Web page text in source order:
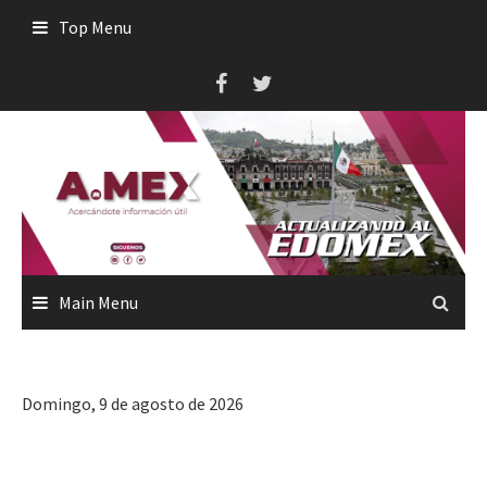
Top Menu
Main Menu
Domingo, 9 de agosto de 2026